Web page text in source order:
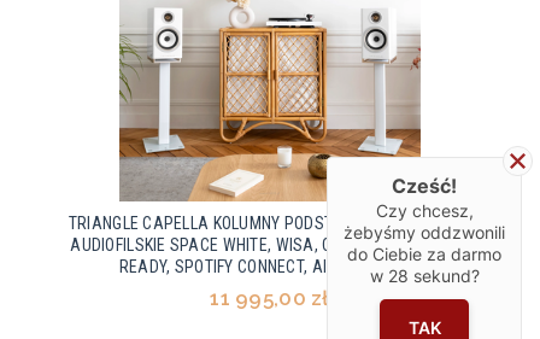
TRIANGLE CAPELLA KOLUMNY PODSTAWKOWE AKTYWNE
AUDIOFILSKIE SPACE WHITE, WISA, CHROMECAST, ROON
READY, SPOTIFY CONNECT, AIRPLAY, PARA
11 995,00 zł
Cześć!
Czy chcesz,
żebyśmy oddzwonili
do Ciebie za darmo
w 28 sekund?
TAK